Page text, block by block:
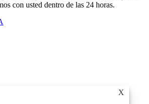
con usted dentro de las 24 horas.
X